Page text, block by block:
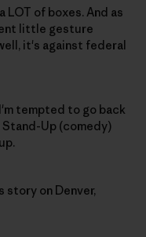
LOT of boxes. And as
little gesture
it's against federal
tempted to go back
Up (comedy)
story on Denver,